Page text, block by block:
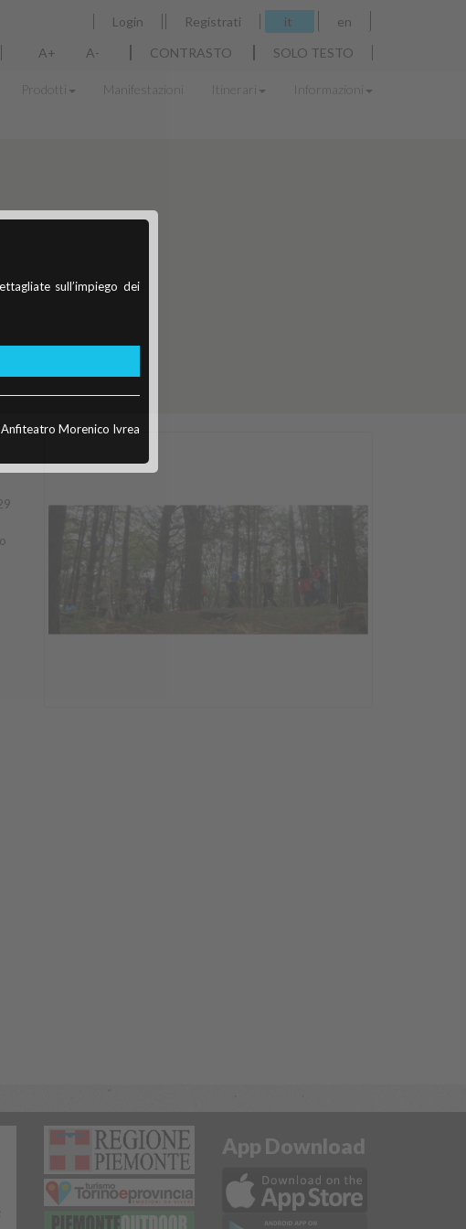
Login Registrati it
en
A+
A- CONTRASTO SOLO TESTO
Prodotti Manifestazioni Itinerari Informazioni
App Download
sull’impiego dei
Morenico Ivrea